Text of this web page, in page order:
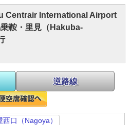
Centrair International Airport
鞍・里見（Hakuba-
西口（Nagoya）
逆路線